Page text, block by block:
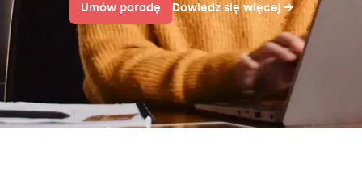
Umów poradę Dowiedz się więcej →